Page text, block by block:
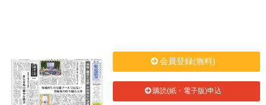
会員登録(無料)
購読(紙・電子版)申込